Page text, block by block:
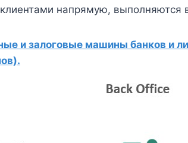
напрямую, выполняются
и залоговые машины банков и